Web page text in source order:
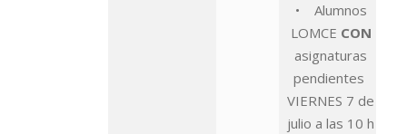
• Alumnos
LOMCE CON
asignaturas
pendientes
VIERNES 7 de
julio a las 10 h